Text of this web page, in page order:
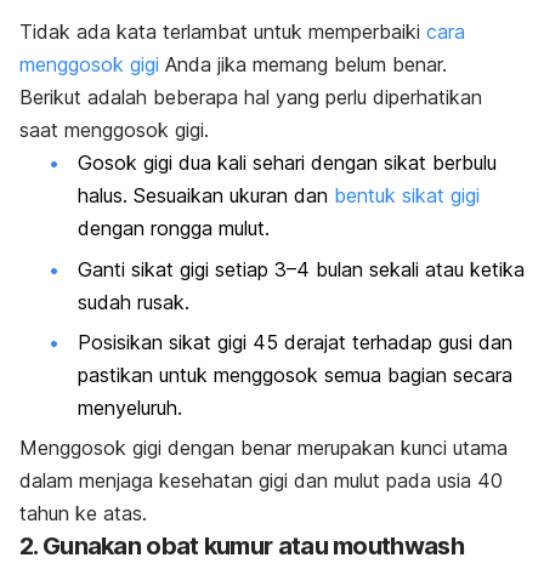
Tidak ada kata terlambat untuk memperbaiki cara
menggosok gigi Anda jika memang belum benar.
Berikut adalah beberapa hal yang perlu diperhatikan
saat menggosok gigi.
Gosok gigi dua kali sehari dengan sikat berbulu
halus. Sesuaikan ukuran dan bentuk sikat gigi
dengan rongga mulut.
Ganti sikat gigi setiap 3–4 bulan sekali atau ketika
sudah rusak.
Posisikan sikat gigi 45 derajat terhadap gusi dan
pastikan untuk menggosok semua bagian secara
menyeluruh.
Menggosok gigi dengan benar merupakan kunci utama
dalam menjaga kesehatan gigi dan mulut pada usia 40
tahun ke atas.
2. Gunakan obat kumur atau mouthwash